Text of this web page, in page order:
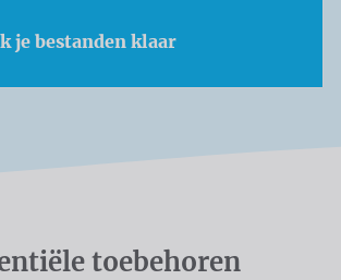
je bestanden klaar
toebehoren